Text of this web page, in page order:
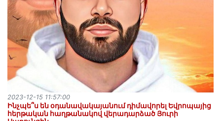
Ինչպե՞ս են օդանավակայանում դիմավորել Եվրոպայից
հերթական հաղթանակով վերադարձած Յուրի
2023-12-15 11:57:00